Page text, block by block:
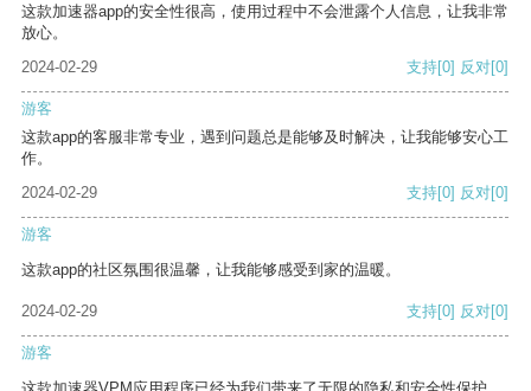
这款加速器app的安全性很高，使用过程中不会泄露个人信息，让我非常
放心。
2024-02-29
支持[0] 反对[0]
游客
这款app的客服非常专业，遇到问题总是能够及时解决，让我能够安心工
作。
2024-02-29
支持[0] 反对[0]
游客
这款app的社区氛围很温馨，让我能够感受到家的温暖。
2024-02-29 支持[0] 反对[0]
游客